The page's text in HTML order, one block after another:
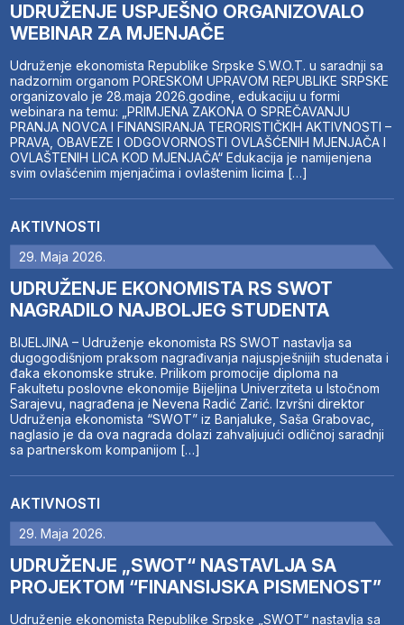
UDRUŽENJE USPJEŠNO ORGANIZOVALO
WEBINAR ZA MJENJAČE
Udruženje ekonomista Republike Srpske S.W.O.T. u saradnji sa
nadzornim organom PORESKOM UPRAVOM REPUBLIKE SRPSKE
organizovalo je 28.maja 2026.godine, edukaciju u formi
webinara na temu: „PRIMJENA ZAKONA O SPREČAVANJU
PRANJA NOVCA I FINANSIRANJA TERORISTIČKIH AKTIVNOSTI –
PRAVA, OBAVEZE I ODGOVORNOSTI OVLAŠĆENIH MJENJAČA I
OVLAŠTENIH LICA KOD MJENJAČA“ Edukacija je namijenjena
svim ovlašćenim mjenjačima i ovlaštenim licima […]
AKTIVNOSTI
29. Maja 2026.
UDRUŽENJE EKONOMISTA RS SWOT
NAGRADILO NAJBOLJEG STUDENTA
BIJELJINA – Udruženje ekonomista RS SWOT nastavlja sa
dugogodišnjom praksom nagrađivanja najuspješnijih studenata i
đaka ekonomske struke. Prilikom promocije diploma na
Fakultetu poslovne ekonomije Bijeljina Univerziteta u Istočnom
Sarajevu, nagrađena je Nevena Radić Zarić. Izvršni direktor
Udruženja ekonomista “SWOT” iz Banjaluke, Saša Grabovac,
naglasio je da ova nagrada dolazi zahvaljujući odličnoj saradnji
sa partnerskom kompanijom […]
AKTIVNOSTI
29. Maja 2026.
UDRUŽENJE „SWOT“ NASTAVLJA SA
PROJEKTOM “FINANSIJSKA PISMENOST”
Udruženje ekonomista Republike Srpske „SWOT“ nastavlja sa